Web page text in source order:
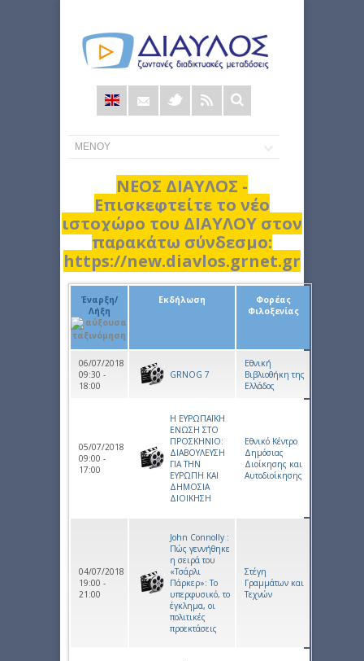
Φόρμα
αναζήτησης
ΝΕΟΣ ΔΙΑΥΛΟΣ -
Επισκεφτείτε το νέο
ιστοχώρο του ΔΙΑΥΛΟΥ στον
παρακάτω σύνδεσμο:
https://new.diavlos.grnet.gr
Έναρξη/
Λήξη
Εκδήλωση
Φορέας
Φιλοξενίας
06/07/2018
09:30 -
18:00
GRNOG 7
Εθνική
Βιβλιοθήκη της
Ελλάδος
05/07/2018
09:00 -
17:00
Η ΕΥΡΩΠΑΪΚΗ
ΕΝΩΣΗ ΣΤΟ
ΠΡΟΣΚΗΝΙΟ:
ΔΙΑΒΟΥΛΕΥΣΗ
ΓΙΑ ΤΗΝ
ΕΥΡΩΠΗ ΚΑΙ
ΔΗΜΟΣΙΑ
ΔΙΟΙΚΗΣΗ
Εθνικό Κέντρο
Δημόσιας
Διοίκησης και
Αυτοδιοίκησης
04/07/2018
19:00 -
21:00
John Connolly :
Πώς γεννήθηκε
η σειρά του
«Τσάρλι
Πάρκερ»: Το
υπερφυσικό, το
έγκλημα, οι
πολιτικές
προεκτάσεις
Στέγη
Γραμμάτων και
Τεχνών